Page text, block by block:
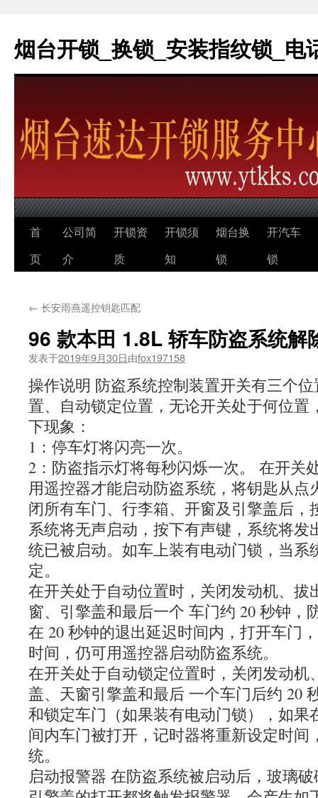
烟台开锁_换锁_安装指纹锁_电
跳
至
文
首
页
公司简
介
开锁资
质
开锁须
知
烟台换
锁
开汽车
锁
← 长安雨燕遥控钥匙匹配
96 款本田 1.8L 轿车防盗系统解
发表于2019年9月30日由fox197158
操作说明 防盗系统控制装置开关有三个
置、自动锁定位置，无论开关处于何位置
下现象：
1：停车灯将闪亮一次。
2：防盗指示灯将每秒闪烁一次。 在开关
用遥控器才能启动防盗系统，将钥匙从点
闭所有车门、行李箱、开窗及引擎盖后，
系统将无声启动，按下有声键，系统将发
统已被启动。如车上装有电动门锁，当系
定。
在开关处于自动位置时，关闭发动机、拔
窗、引擎盖和最后一个 车门约 20 秒钟，
在 20 秒钟的退出延迟时间内，打开车门
时间，仍可用遥控器启动防盗系统。
在开关处于自动锁定位置时，关闭发动机
盖、天窗引擎盖和最后 一个车门后约 20
和锁定车门（如果装有电动门锁），如果
间内车门被打开，记时器将重新设定时间
统。
启动报警器 在防盗系统被启动后，玻璃